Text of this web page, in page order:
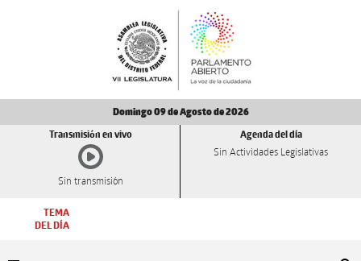
Domingo 09 de Agosto de 2026
Transmisión en vivo
Sin transmisión
Agenda del día
Sin Actividades Legislativas
TEMA
DEL DÍA